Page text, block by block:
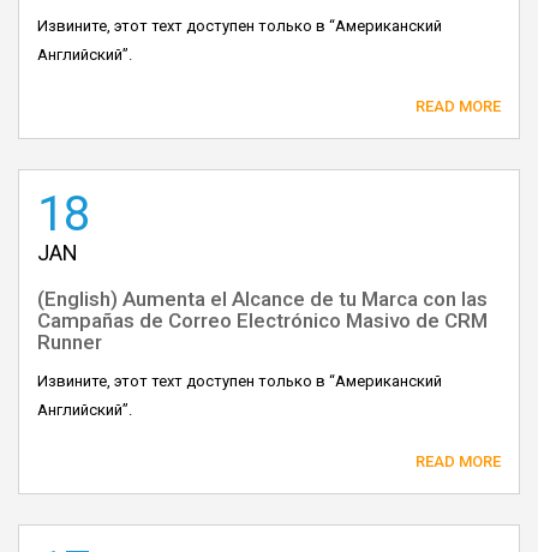
Извините, этот техт доступен только в “Американский
Английский”.
READ MORE
18
JAN
(English) Aumenta el Alcance de tu Marca con las
Campañas de Correo Electrónico Masivo de CRM
Runner
Извините, этот техт доступен только в “Американский
Английский”.
READ MORE